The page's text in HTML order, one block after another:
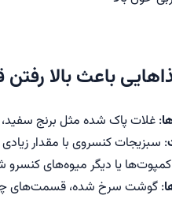
باعث بالا
: غلات پاک شده مثل برنج
: سبزیجات کنسروی با مقدار
یا دیگر میوه‌های کنسرو
: گوشت سرخ شده، قسمت‌های چرب